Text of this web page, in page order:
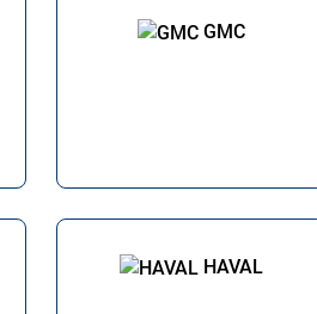
GMC
HAVAL